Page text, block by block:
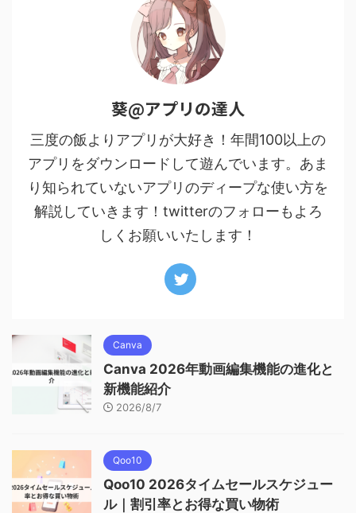
葵@アプリの達人
三度の飯よりアプリが大好き！年間100以上の
アプリをダウンロードして遊んでいます。あま
り知られていないアプリのディープな使い方を
解説していきます！twitterのフォローもよろ
しくお願いいたします！
Canva
Canva 2026年動画編集機能の進化と
新機能紹介
2026/8/7
Qoo10
Qoo10 2026タイムセールスケジュー
ル｜割引率とお得な買い物術